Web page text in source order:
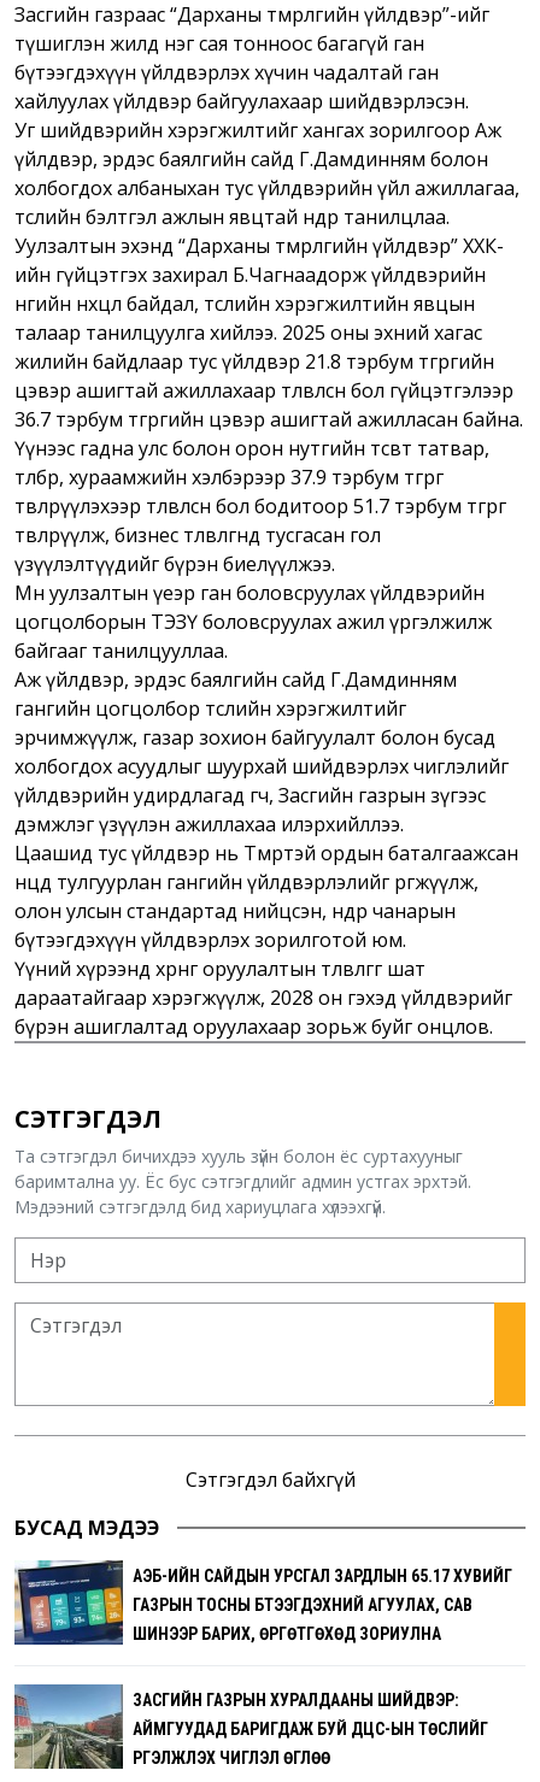
Засгийн газраас “Дарханы төмөрлөгийн үйлдвэр”-ийг
түшиглэн жилд нэг сая тонноос багагүй ган
бүтээгдэхүүн үйлдвэрлэх хүчин чадалтай ган
хайлуулах үйлдвэр байгуулахаар шийдвэрлэсэн.
Уг шийдвэрийн хэрэгжилтийг хангах зорилгоор Аж
үйлдвэр, эрдэс баялгийн сайд Г.Дамдинням болон
холбогдох албаныхан тус үйлдвэрийн үйл ажиллагаа,
төслийн бэлтгэл ажлын явцтай өнөөдөр танилцлаа.
Уулзалтын эхэнд “Дарханы төмөрлөгийн үйлдвэр” ХХК-
ийн гүйцэтгэх захирал Б.Чагнаадорж үйлдвэрийн
өнөөгийн нөхцөл байдал, төслийн хэрэгжилтийн явцын
талаар танилцуулга хийлээ. 2025 оны эхний хагас
жилийн байдлаар тус үйлдвэр 21.8 тэрбум төгрөгийн
цэвэр ашигтай ажиллахаар төлөвлөсөн бол гүйцэтгэлээр
36.7 тэрбум төгрөгийн цэвэр ашигтай ажилласан байна.
Үүнээс гадна улс болон орон нутгийн төсөвт татвар,
төлбөр, хураамжийн хэлбэрээр 37.9 тэрбум төгрөг
төвлөрүүлэхээр төлөвлөсөн бол бодитоор 51.7 тэрбум төгрөг
төвлөрүүлж, бизнес төлөвлөгөөнд тусгасан гол
үзүүлэлтүүдийг бүрэн биелүүлжээ.
Мөн уулзалтын үеэр ган боловсруулах үйлдвэрийн
цогцолборын ТЭЗҮ боловсруулах ажил үргэлжилж
байгааг танилцууллаа.
Аж үйлдвэр, эрдэс баялгийн сайд Г.Дамдинням
гангийн цогцолбор төслийн хэрэгжилтийг
эрчимжүүлж, газар зохион байгуулалт болон бусад
холбогдох асуудлыг шуурхай шийдвэрлэх чиглэлийг
үйлдвэрийн удирдлагад өгч, Засгийн газрын зүгээс
дэмжлэг үзүүлэн ажиллахаа илэрхийллээ.
Цаашид тус үйлдвэр нь Төмөртэй ордын баталгаажсан
нөөцөд тулгуурлан гангийн үйлдвэрлэлийг өргөжүүлж,
олон улсын стандартад нийцсэн, өндөр чанарын
бүтээгдэхүүн үйлдвэрлэх зорилготой юм.
Үүний хүрээнд хөрөнгө оруулалтын төлөвлөгөөг шат
дараатайгаар хэрэгжүүлж, 2028 он гэхэд үйлдвэрийг
бүрэн ашиглалтад оруулахаар зорьж буйг онцлов.
СЭТГЭГДЭЛ
Та сэтгэгдэл бичихдээ хууль зүйн болон ёс суртахууныг
баримтална уу. Ёс бус сэтгэгдлийг админ устгах эрхтэй.
Мэдээний сэтгэгдэлд бид хариуцлага хүлээхгүй.
Сэтгэгдэл байхгүй
БУСАД МЭДЭЭ
АҮЭБ-ИЙН САЙДЫН УРСГАЛ ЗАРДЛЫН 65.17 ХУВИЙГ
ГАЗРЫН ТОСНЫ БҮТЭЭГДЭХҮҮНИЙ АГУУЛАХ, САВ
ШИНЭЭР БАРИХ, ӨРГӨТГӨХӨД ЗОРИУЛНА
ЗАСГИЙН ГАЗРЫН ХУРАЛДААНЫ ШИЙДВЭР:
АЙМГУУДАД БАРИГДАЖ БУЙ ДЦС-ЫН ТӨСЛИЙГ
ҮРГЭЛЖҮҮЛЭХ ЧИГЛЭЛ ӨГЛӨӨ